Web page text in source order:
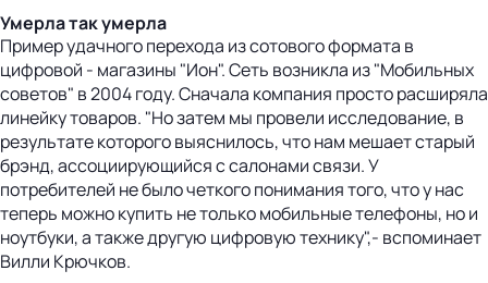
Умерла так умерла
Пример удачного перехода из сотового формата в
цифровой - магазины "Ион". Сеть возникла из "Мобильных
советов" в 2004 году. Сначала компания просто расширяла
линейку товаров. "Но затем мы провели исследование, в
результате которого выяснилось, что нам мешает старый
брэнд, ассоциирующийся с салонами связи. У
потребителей не было четкого понимания того, что у нас
теперь можно купить не только мобильные телефоны, но и
ноутбуки, а также другую цифровую технику",- вспоминает
Вилли Крючков.